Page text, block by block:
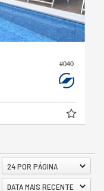
#040
24 POR PÁGINA
DATA MAIS RECENTE